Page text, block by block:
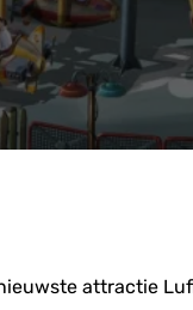
attractie